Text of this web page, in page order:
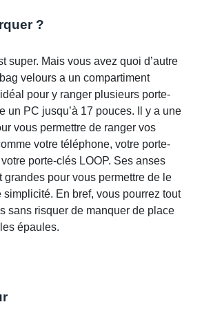
?
super. Mais vous avez quoi d’autre
velours a un compartiment
pour y ranger plusieurs porte-
un PC jusqu’à 17 pouces. Il y a une
vous permettre de ranger vos
votre téléphone, votre porte-
porte-clés LOOP. Ses anses
grandes pour vous permettre de le
simplicité. En bref, vous pourrez tout
sans risquer de manquer de place
épaules.